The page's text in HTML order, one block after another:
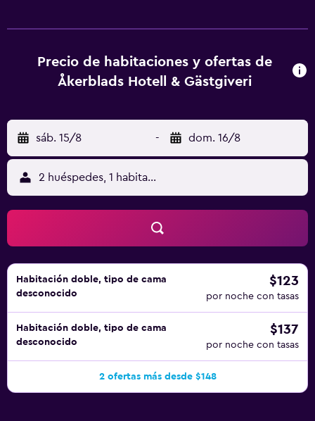
hotel en Tällberg ofrece acceso a Internet wifi gratis. Los
servicios para las personas de negocios incluyen
plancha. En el alojamiento hay piscina cubierta y piscina al
aire libre. Otros servicios de ocio y esparcimiento
incluyen centro de bienestar y sauna. Se pueden practicar
las actividades de ocio y esparcimiento que se indican
más abajo en las instalaciones o cerca del alojamiento (es
posible que se aplique un recargo).
Precio de habitaciones y ofertas de
Åkerblads Hotell & Gästgiveri
sáb. 15/8 - dom. 16/8
2 huéspedes, 1 habitación
Habitación doble, tipo de cama
desconocido
$123
por noche con tasas
Habitación doble, tipo de cama
desconocido
$137
por noche con tasas
2 ofertas más desde $148